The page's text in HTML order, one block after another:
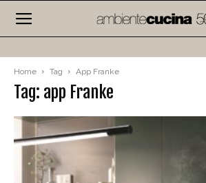
Home Tag App Franke
Tag: app Franke